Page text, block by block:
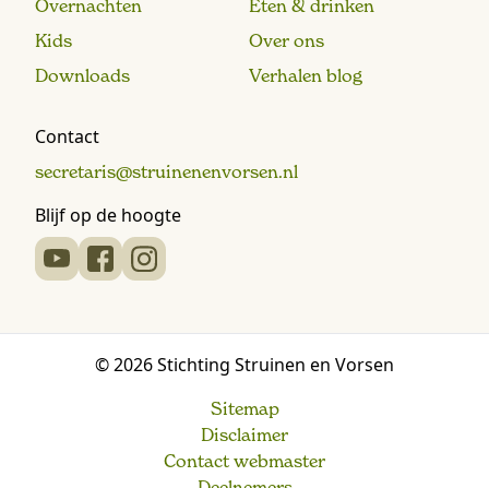
Overnachten
Eten & drinken
Kids
Over ons
Downloads
Verhalen blog
Contact
secretaris@struinenenvorsen.nl
Blijf op de hoogte
© 2026 Stichting Struinen en Vorsen
Sitemap
Disclaimer
Contact webmaster